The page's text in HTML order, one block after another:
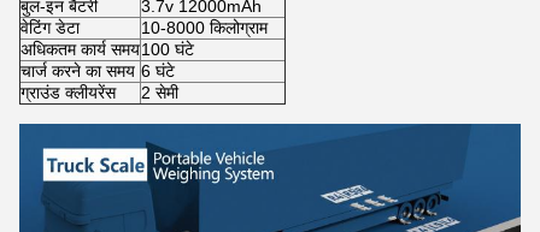
बुल-इन बैटरी
3.7v 12000mAh
वेटिंग डेटा
10-8000 किलोग्राम
अधिकतम कार्य समय100 घंटे
चार्ज करने का समय 6 घंटे
ग्राउंड क्लीयरेंस
2 सेमी